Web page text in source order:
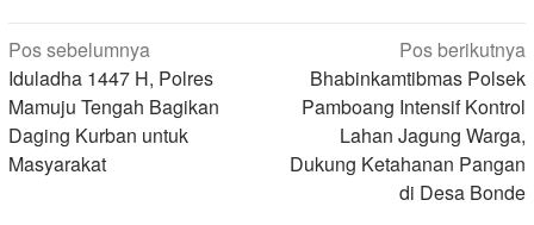
Navigasi
pos
Pos sebelumnya
Iduladha 1447 H, Polres
Mamuju Tengah Bagikan
Daging Kurban untuk
Masyarakat
Pos berikutnya
Bhabinkamtibmas Polsek
Pamboang Intensif Kontrol
Lahan Jagung Warga,
Dukung Ketahanan Pangan
di Desa Bonde